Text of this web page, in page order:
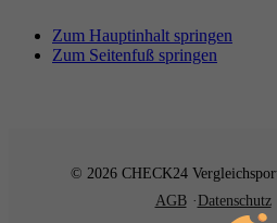
Zum Hauptinhalt springen
Zum Seitenfuß springen
© 2026 CHECK24
AGB
Datenschutz